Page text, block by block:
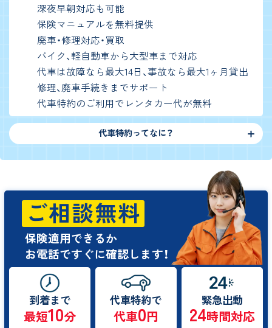
深夜早朝対応も可能
保険マニュアルを無料提供
廃車・修理対応・買取
バイク、軽自動車から大型車まで対応
代車は故障なら最大14日、事故なら最大1ヶ月貸出
修理、廃車手続きまでサポート
代車特約のご利用でレンタカー代が無料
代車特約ってなに？
ご相談無料
保険適用できるか
お電話ですぐに確認します！
到着まで
最短10分
代車特約で
代車0円
緊急出動
24時間対応